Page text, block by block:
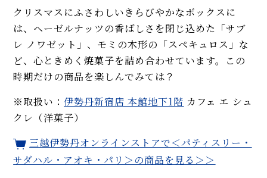
クリスマスにふさわしいきらびやかなボックスに
は、ヘーゼルナッツの香ばしさを閉じ込めた「サブ
レ ノワゼット」、モミの木形の「スペキュロス」な
ど、心ときめく焼菓子を詰め合わせています。この
時期だけの商品を楽しんでみては？
※取扱い： 伊勢丹新宿店 本館地下1階 カフェ エ シュ
クレ（洋菓子）
三越伊勢丹オンラインストアで＜パティスリー・
サダハル・アオキ・パリ＞の商品を見る＞＞